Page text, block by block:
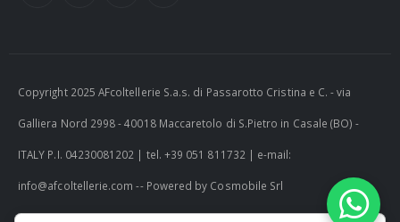
Copyright 2025 AFcoltellerie S.a.s. di Passarotto Cristina e C. - via
Galliera Nord 2998 - 40018 Maccaretolo di S.Pietro in Casale (BO) -
ITALY P.I. 04230081202 | tel. +39 051 811732 | e-mail:
info@afcoltellerie.com -- Powered by Cosmobile Srl